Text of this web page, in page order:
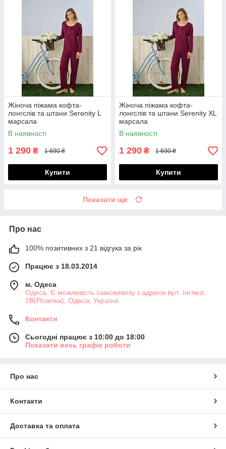
Жіноча піжама кофта-
лонгслів та штани Serenity L
марсала
В наявності
1 290 ₴ 1 690 ₴
Купити
Жіноча піжама кофта-
лонгслів та штани Serenity XL
марсала
В наявності
1 290 ₴ 1 690 ₴
Купити
Показати ще
Про нас
100% позитивних з 21 відгука за рік
Працює з 18.03.2014
м. Одеса
Одеса. Є можливість самовивозу з адреси вул. Інглезі,
2В(Розетка), Одеса, Україна
Контакти
Сьогодні працює з 10:00 до 18:00
Показати весь графік роботи
Про нас
Контакти
Доставка та оплата